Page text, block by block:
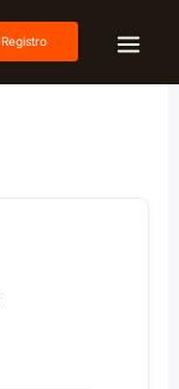
Registro